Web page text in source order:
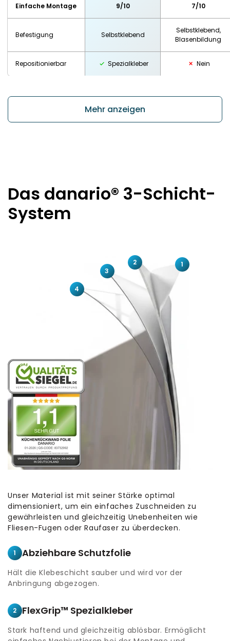
Einfache Montage 9/10 7/10
Befestigung Selbstklebend
Selbstklebend,
Blasenbildung
Repositionierbar Spezialkleber Nein
Mehr anzeigen
Das danario® 3-Schicht-
System
1
2
3
4
Unser Material ist mit seiner Stärke optimal
dimensioniert, um ein einfaches Zuschneiden zu
gewährleisten und gleichzeitig Unebenheiten wie
Fliesen-Fugen oder Raufaser zu überdecken.
1 Abziehbare Schutzfolie
Hält die Klebeschicht sauber und wird vor der
Anbringung abgezogen.
2 FlexGrip™ Spezialkleber
Stark haftend und gleichzeitig ablösbar. Ermöglicht